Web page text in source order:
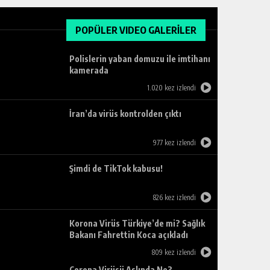
POPÜLER VIDEO GALERİLER
Polislerin yaban domuzu ile imtihanı
kamerada
1.020 kez izlendi
İran’da virüs kontrolden çıktı
977 kez izlendi
Şimdi de TikTok kabusu!
826 kez izlendi
Korona Virüs Türkiye’de mi? Sağlık
Bakanı Fahrettin Koca açıkladı
809 kez izlendi